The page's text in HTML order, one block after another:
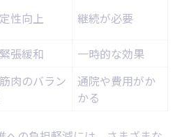
性向上 継続が必要
張緩和 一時的な効果
肉のバラン
通院や費用がか
かる